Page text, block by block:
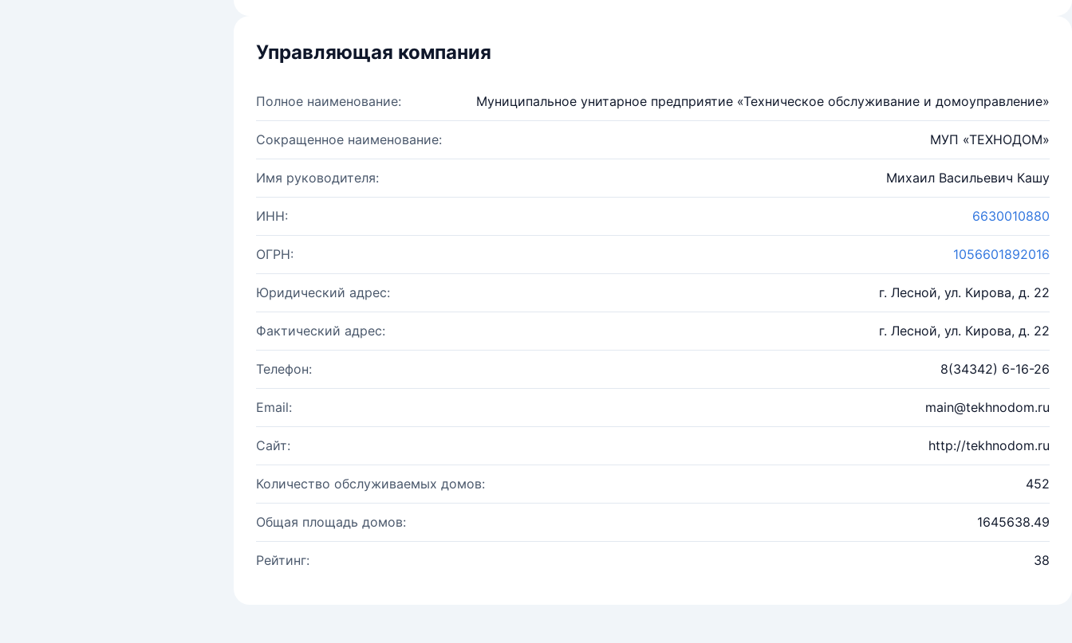
Управляющая компания
Полное наименование: Муниципальное унитарное предприятие «Техническое обслуживание и домоуправление»
Сокращенное наименование: МУП «ТЕХНОДОМ»
Имя руководителя: Михаил Васильевич Кашу
ИНН: 6630010880
ОГРН: 1056601892016
Юридический адрес: г. Лесной, ул. Кирова, д. 22
Фактический адрес: г. Лесной, ул. Кирова, д. 22
Телефон: 8(34342) 6-16-26
Email: main@tekhnodom.ru
Сайт: http://tekhnodom.ru
Количество обслуживаемых домов: 452
Общая площадь домов: 1645638.49
Рейтинг: 38